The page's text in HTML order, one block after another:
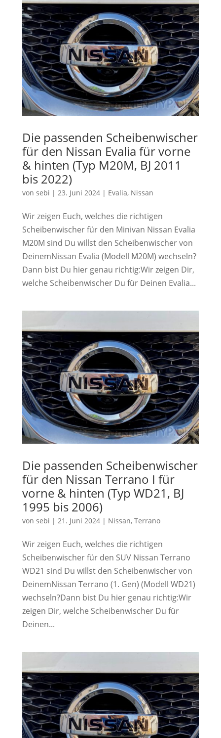
Die passenden Scheibenwischer
für den Nissan Evalia für vorne
& hinten (Typ M20M, BJ 2011
bis 2022)
von sebi | 23. Juni 2024| Evalia, Nissan
Wir zeigen Euch, welches die richtigen
Scheibenwischer für den Minivan Nissan Evalia
M20M sind Du willst den Scheibenwischer von
DeinemNissan Evalia (Modell M20M) wechseln?
Dann bist Du hier genau richtig:Wir zeigen Dir,
welche Scheibenwischer Du für Deinen Evalia...
Die passenden Scheibenwischer
für den Nissan Terrano I für
vorne & hinten (Typ WD21, BJ
1995 bis 2006)
von sebi | 21. Juni 2024| Nissan, Terrano
Wir zeigen Euch, welches die richtigen
Scheibenwischer für den SUV Nissan Terrano
WD21 sind Du willst den Scheibenwischer von
DeinemNissan Terrano (1. Gen) (Modell WD21)
wechseln?Dann bist Du hier genau richtig:Wir
zeigen Dir, welche Scheibenwischer Du für
Deinen...